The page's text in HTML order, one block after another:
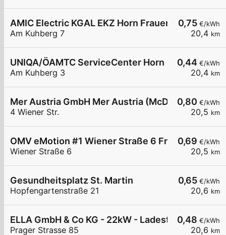
0,75 €/kWh
20,4 km
AMIC Electric KGAL EKZ Horn Frauenhofen Am
Am Kuhberg 7
0,44 €/kWh
20,4 km
UNIQA/ÖAMTC ServiceCenter Horn
Am Kuhberg 3
0,80 €/kWh
20,5 km
Mer Austria GmbH Mer Austria (McD) -
4 Wiener Str.
0,69 €/kWh
20,5 km
OMV eMotion #1 Wiener Straße 6 Frauenhofen
Wiener Straße 6
0,65 €/kWh
20,6 km
Gesundheitsplatz St. Martin
Hopfengartenstraße 21
0,48 €/kWh
20,6 km
ELLA GmbH & Co KG - 22kW - Ladestation Horn
Prager Strasse 85